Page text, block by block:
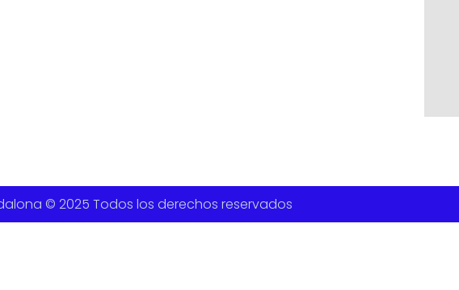
© 2025 Todos los derechos reservados